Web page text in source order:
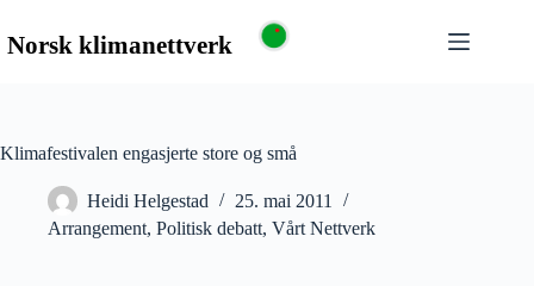
Klimafestivalen engasjerte store og små
Heidi Helgestad
25. mai 2011
Arrangement, Politisk debatt, Vårt Nettverk